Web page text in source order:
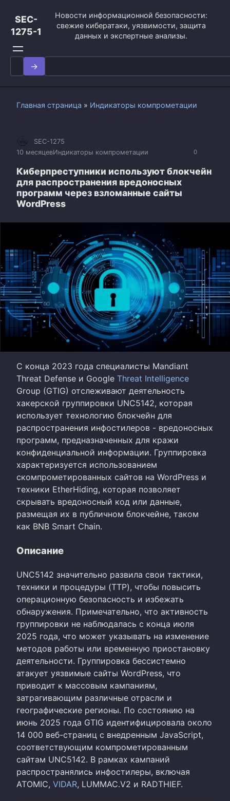
контенту
SEC-
1275-1
Новости информационной безопасности:
свежие кибератаки, уязвимости, защита
данных и экспертные анализы.
Search
for:
Главная страница » Индикаторы компрометации
0
SEC-1275
10 месяцевИндикаторы компрометации
Киберпреступники используют блокчейн
для распространения вредоносных
программ через взломанные сайты
WordPress
С конца 2023 года специалисты Mandiant
Threat Defense и Google Threat Intelligence
Group (GTIG) отслеживают деятельность
хакерской группировки UNC5142, которая
использует технологию блокчейн для
распространения инфостилеров - вредоносных
программ, предназначенных для кражи
конфиденциальной информации. Группировка
характеризуется использованием
скомпрометированных сайтов на WordPress и
техники EtherHiding, которая позволяет
скрывать вредоносный код или данные,
размещая их в публичном блокчейне, таком
как BNB Smart Chain.
Описание
UNC5142 значительно развила свои тактики,
техники и процедуры (TTP), чтобы повысить
операционную безопасность и избежать
обнаружения. Примечательно, что активность
группировки не наблюдалась с конца июля
2025 года, что может указывать на изменение
методов работы или временную приостановку
деятельности. Группировка бессистемно
атакует уязвимые сайты WordPress, что
приводит к массовым кампаниям,
затрагивающим различные отрасли и
географические регионы. По состоянию на
июнь 2025 года GTIG идентифицировала около
14 000 веб-страниц с внедренным JavaScript,
соответствующим компрометированным
сайтам UNC5142. В рамках кампаний
распространялись инфостилеры, включая
ATOMIC, VIDAR, LUMMAC.V2 и RADTHIEF.